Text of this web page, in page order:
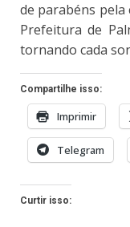
de parabéns
Prefeitura de
tornando cada
Compartilhe isso:
Imprimir
Telegram
Curtir isso: